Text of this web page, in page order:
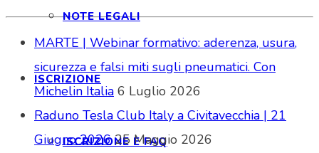
NOTE LEGALI
ISCRIZIONE
ISCRIZIONE E FAQ
MARTE | Webinar formativo: aderenza, usura,
sicurezza e falsi miti sugli pneumatici. Con
Michelin Italia 6 Luglio 2026
Raduno Tesla Club Italy a Civitavecchia | 21
Giugno 2026 25 Maggio 2026